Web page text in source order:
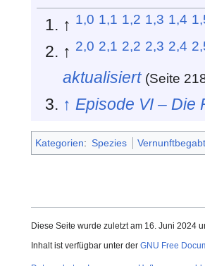
↑ 1,0 1,1 1,2 1,3 1,4
↑ 2,0 2,1 2,2 2,3 2,4
aktualisiert (Seite
↑ Episode VI – Die
Kategorien: Spezies
Diese Seite wurde zuletzt am 16. Juni 2024
Inhalt ist verfügbar unter der GNU Free